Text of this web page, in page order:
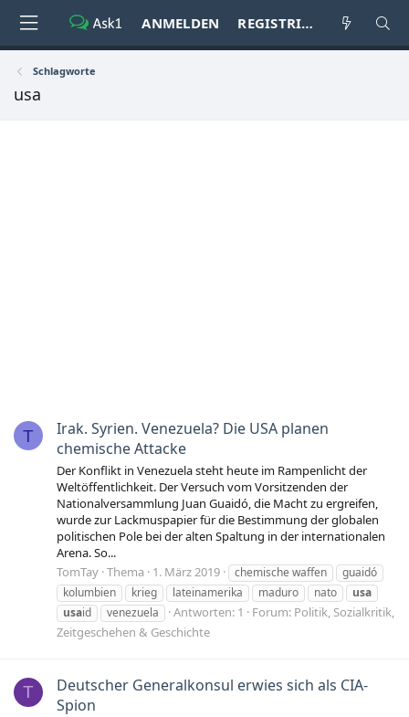
ANMELDEN REGISTRIEREN
Schlagworte
usa
T
Irak. Syrien. Venezuela? Die USA planen
chemische Attacke
Der Konflikt in Venezuela steht heute im Rampenlicht der
Weltöffentlichkeit. Der Versuch vom Vorsitzenden der
Nationalversammlung Juan Guaidó, die Macht zu ergreifen,
wurde zur Lackmuspapier für die Bestimmung der globalen
politischen Pole bei der alten Spaltung in der internationalen
Arena. So...
TomTay Thema 1. März 2019 chemische waffen
guaidó
kolumbien
krieg lateinamerika maduro nato
usa
usaid venezuela Antworten: 1 Forum: Politik, Sozialkritik,
Zeitgeschehen & Geschichte
T
Deutscher Generalkonsul erwies sich als CIA-
Spion